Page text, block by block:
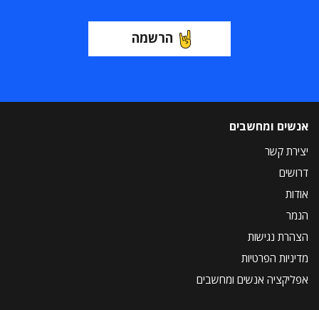
הרשמה
אנשים ומחשבים
יצירת קשר
דרושים
אודות
הנמר
הצהרת נגישות
מדיניות הפרטיות
אפליקציה אנשים ומחשבים